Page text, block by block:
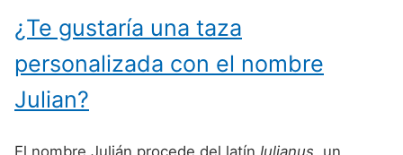
Nombres de niño que empiezan por K
Nombres de niño que empiezan por L
Nombres de niño que empiezan por M
Nombres de niño que empiezan por N
Nombres de Niño Madrileños
Nombres de Niño Navarros
Nombres de Niño Ingleses
Nombres de Niño Italianos
¿Te gustaría una taza
personalizada con el nombre
Julian?
El nombre Julián procede del latín Iulianus, un